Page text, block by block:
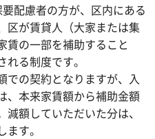
配慮者の方が、区内にある
区が賃貸人（大家または集
賃の一部を補助すること
る制度です。
での契約となりますが、入
、本来家賃額から補助金額
額していただいた分は、
す。